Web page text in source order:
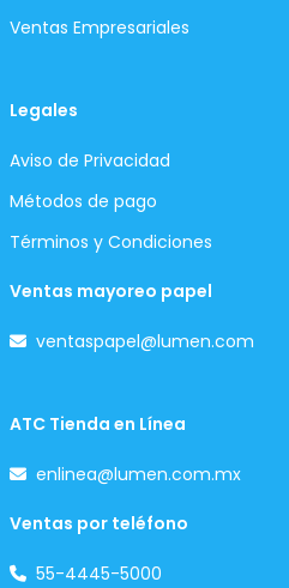
Ventas Empresariales
Legales
Aviso de Privacidad
Métodos de pago
Términos y Condiciones
Ventas mayoreo papel
ventaspapel@lumen.com
ATC Tienda en Línea
enlinea@lumen.com.mx
Ventas por teléfono
55-4445-5000